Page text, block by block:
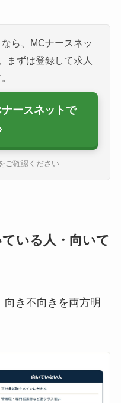
ら、MCナースネッ
まずは登録して求人
ースネットで
ご確認ください
いる人・向いて
向き不向きを両方明